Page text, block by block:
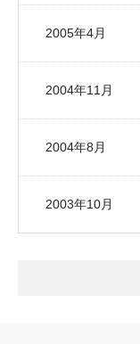
2005年4月
2004年11月
2004年8月
2003年10月